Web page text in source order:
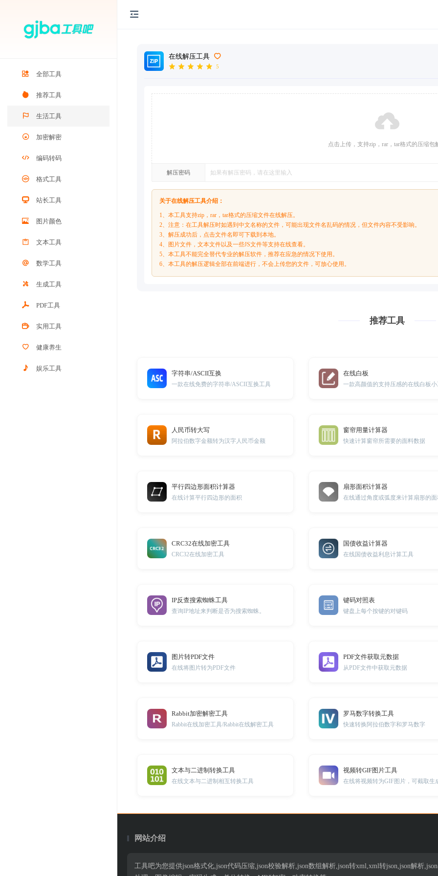
全部工具
推荐工具
生活工具
加密解密
编码转码
格式工具
站长工具
图片颜色
文本工具
数学工具
生成工具
PDF工具
实用工具
健康养生
娱乐工具
在线解压工具
5
点击上传，支持zip，rar，tar格式的压缩包
解压密码
关于在线解压工具介绍：
1、本工具支持zip，rar，tar格式的压缩文件在线解压。
2、注意：在工具解压时如遇到中文名称的文件，可能出现文件名乱码的情况，但文件内容不受影响。
3、解压成功后，点击文件名即可下载到本地。
4、图片文件，文本文件以及一些JS文件等支持在线查看。
5、本工具不能完全替代专业的解压软件，推荐在应急的情况下使用。
6、本工具的解压逻辑全部在前端进行，不会上传您的文件，可放心使用。
推荐工具
字符串/ASCII互换
一款在线免费的字符串/ASCII互换工具
在线白板
一款高颜值的支持压感的在线白板
人民币转大写
阿拉伯数字金额转为汉字人民币金额
窗帘用量计算器
快速计算窗帘所需要的面料数据
平行四边形面积计算器
在线计算平行四边形的面积
扇形面积计算器
在线通过角度或弧度来计算扇形的
CRC32在线加密工具
CRC32在线加密工具
国债收益计算器
在线国债收益利息计算工具
IP反查搜索蜘蛛工具
查询IP地址来判断是否为搜索蜘蛛。
键码对照表
键盘上每个按键的对键码
图片转PDF文件
在线将图片转为PDF文件
PDF文件获取元数据
从PDF文件中获取元数据
Rabbit加密解密工具
Rabbit在线加密工具/Rabbit在线解密工具
罗马数字转换工具
快速转换阿拉伯数字和罗马数字
文本与二进制转换工具
在线文本与二进制相互转换工具
视频转GIF图片工具
在线将视频转为GIF图片，可截取生
网站介绍
工具吧为您提供json格式化,json代码压缩,json校验解析,json数组解析,json转xml,xml转json,json解析